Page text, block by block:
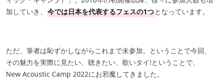
加していき、 今では日本を代表するフェスの1つとなっています。
ただ、筆者は恥ずかしながらこれまで未参加。ということで今回、
その魅力を実際に見たい、聴きたい、歌いタイ!ということで、
New Acoustic Camp 2022にお邪魔してきました。